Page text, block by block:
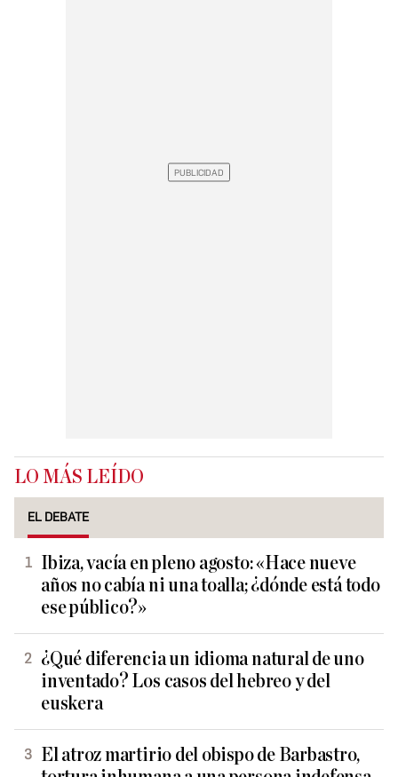
LO MÁS LEÍDO
EL DEBATE
Ibiza, vacía en pleno agosto: «Hace nueve
años no cabía ni una toalla; ¿dónde está todo
ese público?»
¿Qué diferencia un idioma natural de uno
inventado? Los casos del hebreo y del
euskera
El atroz martirio del obispo de Barbastro,